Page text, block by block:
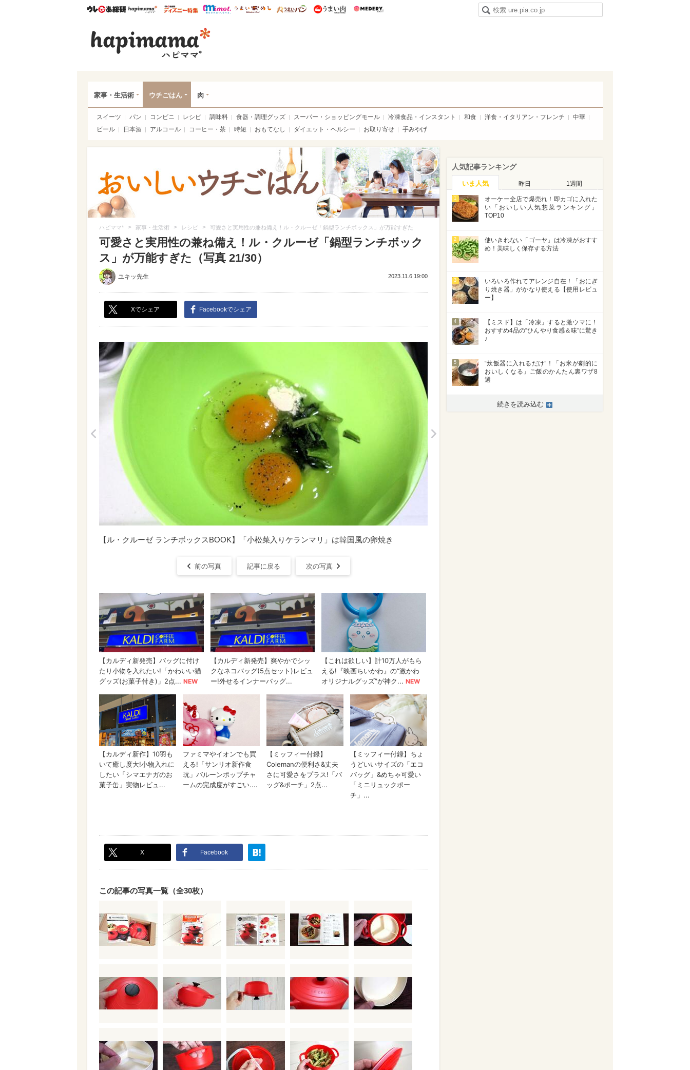
ウレぴあ総研ハピママ* ウレぴあ総研 ディズニー特集
mimot. うまいめし うまいパン うまい肉
家事・生活術 ウチごはん 肉
スイーツ パン コンビニ レシピ 調味料 食器・調理グッズ スーパー・ショッピングモール 冷凍食品・インスタント 和食 洋食・イタリアン・フレンチ
中華
ビール
日本酒 アルコール コーヒー・茶 時短 おもてなし ダイエット・ヘルシー お取り寄せ 手みやげ
ハピママ* > 家事・生活術 > レシピ > 可愛さと実用性の兼ね備え！ル・クルーゼ「鍋型ランチボックス」が万能すぎた
可愛さと実用性の兼ね備え！ル・クルーゼ「鍋型ランチボック
ス」が万能すぎた（写真 21/30）
ユキッ先生 2023.11.6 19:00
Xでシェア Facebookでシェア
【ル・クルーゼ ランチボックスBOOK】「小松菜入りケランマリ」は韓国風の卵焼き
前の写真 記事に戻る 次の写真
X Facebook
この記事の写真一覧（全30枚）
人気記事ランキング
いま人気 昨日 1週間
1
オーケー全店で爆売れ！即カゴに入れた
い「おいしい人気惣菜ランキング」
TOP10
2
使いきれない「ゴーヤ」は冷凍がおすす
め！美味しく保存する方法
3
いろいろ作れてアレンジ自在！「おにぎ
り焼き器」がかなり使える【使用レビュ
ー】
4
【ミスド】は「冷凍」すると激ウマに！
おすすめ4品の“ひんやり食感＆味”に驚き
♪
5
“炊飯器に入れるだけ”！「お米が劇的に
おいしくなる」ご飯のかんたん裏ワザ8
選
続きを読み込む